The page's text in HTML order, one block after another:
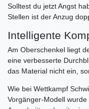
Solltest du jetzt Angst
Stellen ist der Anzug
Intelligente
Am Oberschenkel liegt
eine verbesserte
das Material nicht ein,
Wie bei Wettkampf
Vorgänger-Modell